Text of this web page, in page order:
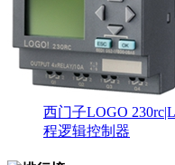
西门子LOGO
程逻辑控制器